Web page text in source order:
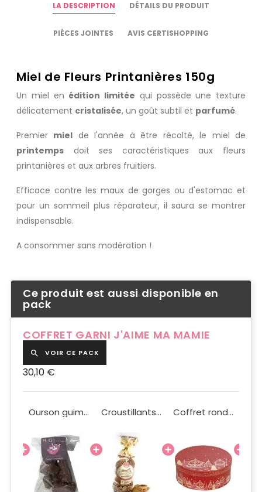
LA DESCRIPTION DÉTAILS DU PRODUIT
PIÈCES JOINTES AVIS CERTISHOPPING
Miel de Fleurs Printanières 150g
Un miel en édition limitée qui possède une texture
délicatement cristalisée, un goût subtil et parfumé.
Premier miel de l'année à être récolté, le miel de
printemps doit ses caractéristiques aux fleurs
printanières et aux arbres fruitiers.
Efficace contre les maux de gorges ou d'estomac et
pour un sommeil plus réparateur, il saura se montrer
indispensable.
A consommer sans modération !
Ce produit est aussi disponible en
pack
COFFRET GARNI J'AIME MA MAMIE
 VOIR CE PACK
30,10 €
Ourson guimauve au chocolat au lait 100g Croustillants aux noix 100g Coffret rond Bonnes Fêtes rouge or blanc petit modèle